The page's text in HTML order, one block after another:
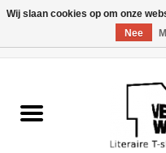
Heren
Wij slaan cookies op om onze
Nee